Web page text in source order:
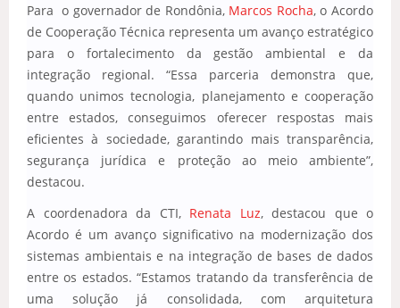
Para o governador de Rondônia, Marcos Rocha, o Acordo
de Cooperação Técnica representa um avanço estratégico
para o fortalecimento da gestão ambiental e da
integração regional. “Essa parceria demonstra que,
quando unimos tecnologia, planejamento e cooperação
entre estados, conseguimos oferecer respostas mais
eficientes à sociedade, garantindo mais transparência,
segurança jurídica e proteção ao meio ambiente”,
destacou.
A coordenadora da CTI, Renata Luz, destacou que o
Acordo é um avanço significativo na modernização dos
sistemas ambientais e na integração de bases de dados
entre os estados. “Estamos tratando da transferência de
uma solução já consolidada, com arquitetura